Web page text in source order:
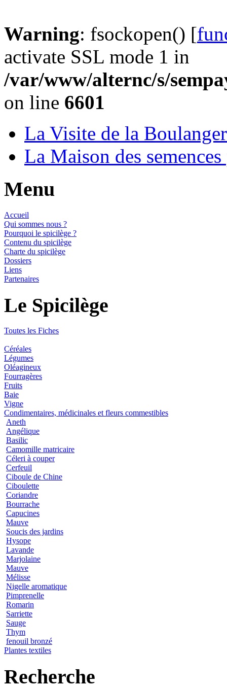
Warning: fsockopen() [
activate SSL mode 1 in
/var/www/alternc/s/
on line 6601
La Visite de la
La Maison des
Menu
Accueil
Qui sommes nous ?
Pourquoi le spicilège ?
Contenu du spicilège
Charte du spicilège
Dossiers
Liens
Partenaires
Le Spicilège
Toutes les Fiches
Céréales
Légumes
Oléagineux
Fourragères
Fruits
Baie
Vigne
Condimentaires, médicinales et fleurs commestibles
Aneth
Angélique
Basilic
Camomille matricaire
Céleri à couper
Cerfeuil
Ciboule de Chine
Ciboulette
Coriandre
Bourrache
Capucines
Mauve
Soucis des jardins
Hysope
Lavande
Marjolaine
Mauve
Mélisse
Nigelle aromatique
Pimprenelle
Romarin
Sarriette
Sauge
Thym
fenouil bronzé
Plantes textiles
Recherche